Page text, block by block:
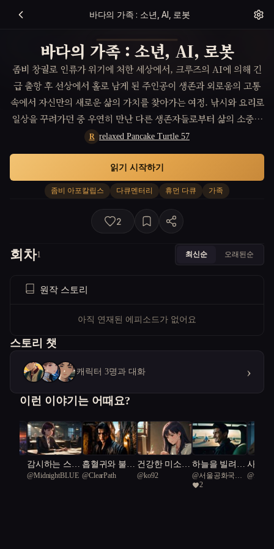
바다의 가족 : 소년, AI, 로봇
바다의 가족 : 소년, AI, 로봇
좀비 창궐로 인류가 위기에 처한 세상에서, 크루즈의 AI에 의해 긴
급 출항 후 선상에서 홀로 남게 된 주인공이 생존과 외로움의 고통
속에서 자신만의 새로운 삶의 가치를 찾아가는 여정. 낚시와 요리로
일상을 꾸려가던 중 우연히 만난 다른 생존자들로부터 삶의 소중함
과 연대의 의미를 배우게 됩니다.
R relaxed Pancake Turtle 57
좀비 아포칼립스 다큐멘터리 휴먼 다큐 가족
읽기 시작하기
2
회차1 최신순 오래된순
원작 스토리
아직 연재된 에피소드가 없어요
스토리 챗
캐릭터 3명과 대화 ›
이런 이야기는 어때요?
감시하는 스파
이 지켜야 하
@MidnightBLUE
흡혈귀와 불멸
의 노래
@ClearPath
건강한 미소의
이웃
@ko92
하늘을 빌려준
하루
@서울공화국일
급시민
2
사진
가족
@fancy